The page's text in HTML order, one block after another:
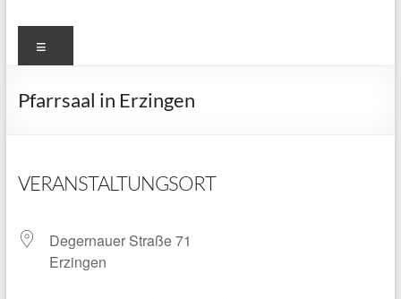
Pfarrsaal in Erzingen
VERANSTALTUNGSORT
Degernauer Straße 71
Erzingen